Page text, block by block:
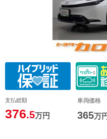
支払総額
376.5万円
車両価格
365万